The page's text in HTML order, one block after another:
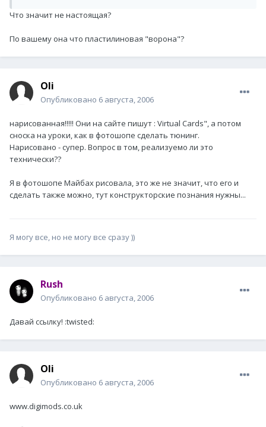
Что значит не настоящая?
По вашему она что пластилиновая "ворона"?
Oli
Опубликовано 6 августа, 2006
нарисованная!!!!! Они на сайте пишут : Virtual Cards", а потом
сноска на уроки, как в фотошопе сделать тюнинг.
Нарисовано - супер. Вопрос в том, реализуемо ли это
технически??
Я в фотошопе Майбах рисовала, это же не значит, что его и
сделать также можно, тут конструкторские познания нужны...
Я могу все, но не могу все сразу ))
Rush
Опубликовано 6 августа, 2006
Давай ссылку! :twisted:
Oli
Опубликовано 6 августа, 2006
www.digimods.co.uk